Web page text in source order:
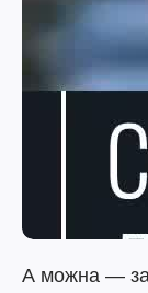
А можна — за